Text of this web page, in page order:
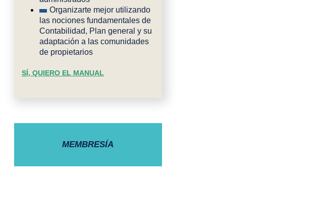
Organizarte mejor utilizando
las nociones fundamentales de
Contabilidad, Plan general y su
adaptación a las comunidades
de propietarios
SÍ, QUIERO EL MANUAL
MEMBRESÍA